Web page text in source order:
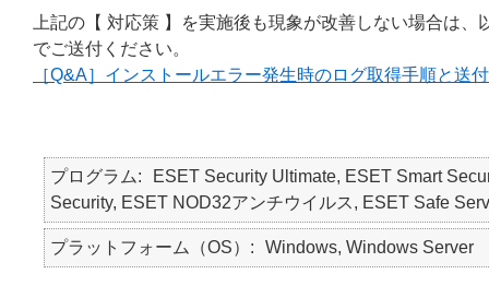
上記の【 対応策 】を実施後も現象が改善しない場合は
でご送付ください。
［Q&A］インストールエラー発生時のログ取得手順と送
プログラム
ESET Security Ultimate, ESET Smart
Security, ESET NOD32アンチウイルス, ESET Safe
プラットフォーム（OS） Windows, Windows Server